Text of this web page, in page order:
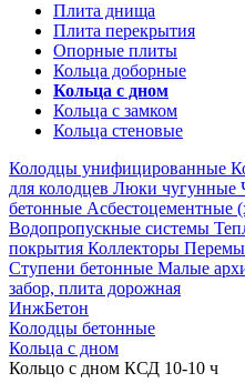
Плита днища
Плита перекрытия
Опорные плиты
Кольца доборные
Кольца с дном
Кольца с замком
Кольца стеновые
Колодцы унифицированные
для колодцев Люки чугунные
бетонные Асбестоцементные
Водопропускные системы
покрытия Коллекторы
Ступени бетонные Малые
забор, плита дорожная
ИнжБетон
Колодцы бетонные
Кольца с дном
Кольцо с дном КСД 10-10 ч